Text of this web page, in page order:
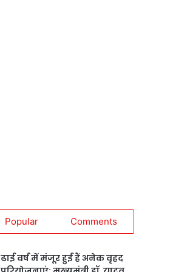
Popular Comments
ढाई वर्ष में मंजूर हुई हैं अनेक वृहद